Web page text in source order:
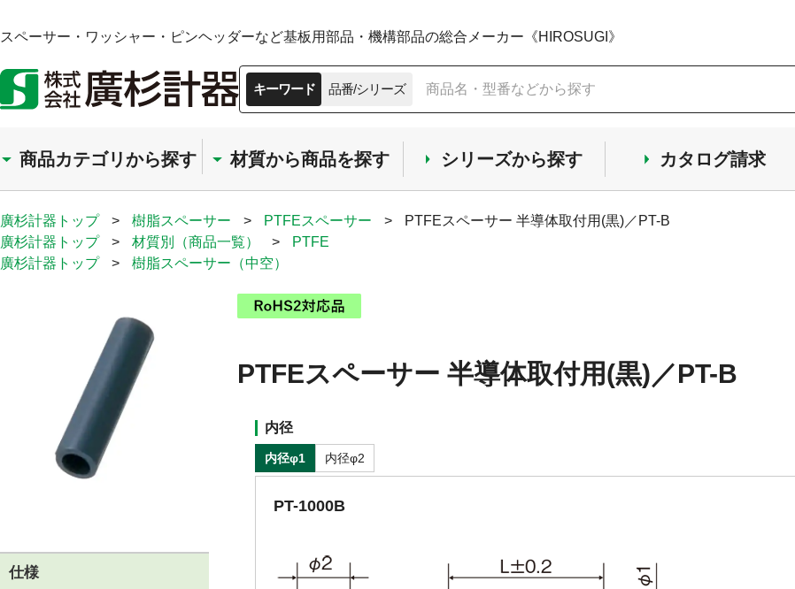
スペーサー・ワッシャー・ピンヘッダーなど基板用部品・機構部品の総合メーカー《HIROSUGI》
キーワード 品番/シリーズ
商品カテゴリから探す 材質から商品を探す シリーズから探す カタログ請求
廣杉計器トップ > 樹脂スペーサー > PTFEスペーサー >
PTFEスペーサー 半導体取付用(黒)／PT-B
廣杉計器トップ
> 材質別（商品一覧） >
PTFE
廣杉計器トップ
> 樹脂スペーサー（中空）
仕様
PTFEスペーサー 半導体取付用(黒)／PT-B
内径
内径φ1 内径φ2
PT-1000B